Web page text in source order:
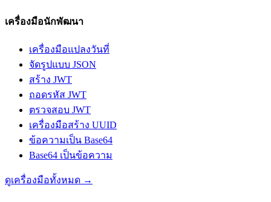
เครื่องมือนักพัฒนา
เครื่องมือแปลงวันที่
จัดรูปแบบ JSON
สร้าง JWT
ถอดรหัส JWT
ตรวจสอบ JWT
เครื่องมือสร้าง UUID
ข้อความเป็น Base64
Base64 เป็นข้อความ
ดูเครื่องมือทั้งหมด →